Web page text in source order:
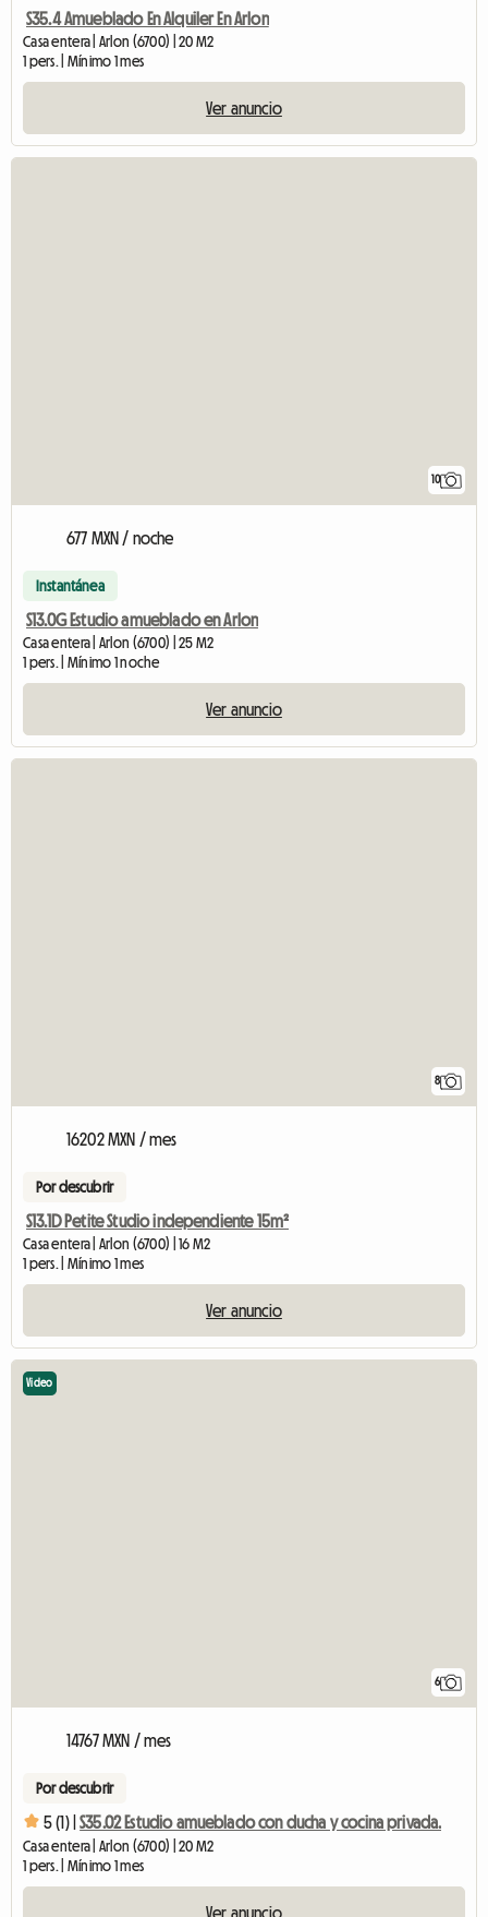
S35.4 Amueblado En Alquiler En Arlon
Casa entera | Arlon (6700) | 20 M2
1 pers. | Mínimo 1 mes
Ver anuncio
10
677 MXN / noche
Instantánea
S13.0G Estudio amueblado en Arlon
Casa entera | Arlon (6700) | 25 M2
1 pers. | Mínimo 1 noche
Ver anuncio
8
16202 MXN / mes
Por descubrir
S13.1D Petite Studio independiente 15m²
Casa entera | Arlon (6700) | 16 M2
1 pers. | Mínimo 1 mes
Ver anuncio
6
Video
14767 MXN / mes
Por descubrir
5 (1) | S35.02 Estudio amueblado con ducha y cocina privada.
Casa entera | Arlon (6700) | 20 M2
1 pers. | Mínimo 1 mes
Ver anuncio